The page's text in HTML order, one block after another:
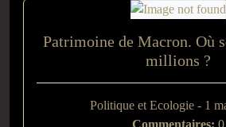
Patrimoine de Macron. Où
millions ?
Politique et Ecologie - 1
Commentaires: 0